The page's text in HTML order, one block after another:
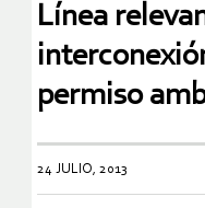
Línea
permiso
24 JULIO, 2013